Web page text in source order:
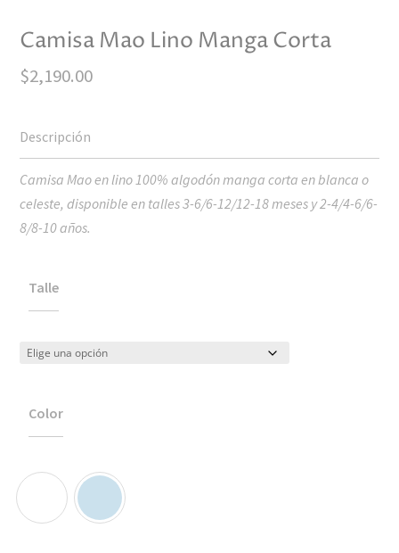
Camisa Mao Lino Manga Corta
$2,190.00
Camisa Mao en lino 100% algodón manga corta en blanca o
celeste, disponible en talles 3-6/6-12/12-18 meses y 2-4/4-6/6-
8/8-10 años.
Talle
Color